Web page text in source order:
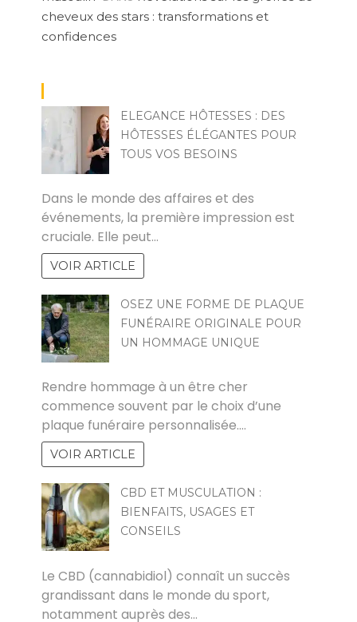
cheveux des stars : transformations et
confidences
ELEGANCE HÔTESSES : DES
HÔTESSES ÉLÉGANTES POUR
TOUS VOS BESOINS
Dans le monde des affaires et des
événements, la première impression est
cruciale. Elle peut…
VOIR ARTICLE
OSEZ UNE FORME DE PLAQUE
FUNÉRAIRE ORIGINALE POUR
UN HOMMAGE UNIQUE
Rendre hommage à un être cher
commence souvent par le choix d’une
plaque funéraire personnalisée.…
VOIR ARTICLE
CBD ET MUSCULATION :
BIENFAITS, USAGES ET
CONSEILS
Le CBD (cannabidiol) connaît un succès
grandissant dans le monde du sport,
notamment auprès des…